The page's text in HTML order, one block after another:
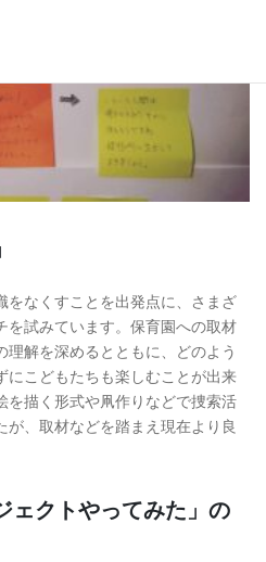
をなくすことを出発点に、さまざ
を試みています。保育園への取材
解を深めるとともに、どのよう
にこどもたちも楽しむことが出来
を描く形式や凧作りなどで捜索活
、取材などを踏まえ現在より良
ェクトやってみた」の